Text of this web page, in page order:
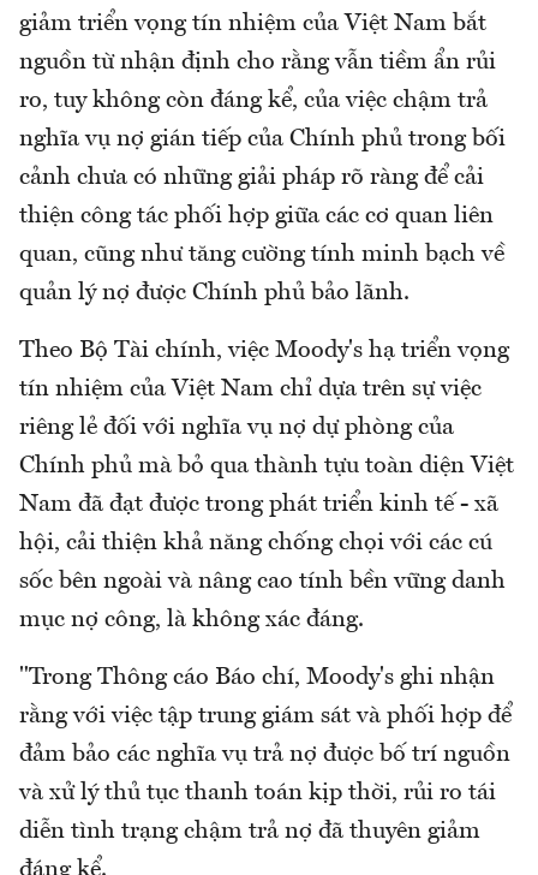
giảm triển vọng tín nhiệm của Việt Nam bắt
nguồn từ nhận định cho rằng vẫn tiềm ẩn rủi
ro, tuy không còn đáng kể, của việc chậm trả
nghĩa vụ nợ gián tiếp của Chính phủ trong bối
cảnh chưa có những giải pháp rõ ràng để cải
thiện công tác phối hợp giữa các cơ quan liên
quan, cũng như tăng cường tính minh bạch về
quản lý nợ được Chính phủ bảo lãnh.
Theo Bộ Tài chính, việc Moody's hạ triển vọng
tín nhiệm của Việt Nam chỉ dựa trên sự việc
riêng lẻ đối với nghĩa vụ nợ dự phòng của
Chính phủ mà bỏ qua thành tựu toàn diện Việt
Nam đã đạt được trong phát triển kinh tế - xã
hội, cải thiện khả năng chống chọi với các cú
sốc bên ngoài và nâng cao tính bền vững danh
mục nợ công, là không xác đáng.
"Trong Thông cáo Báo chí, Moody's ghi nhận
rằng với việc tập trung giám sát và phối hợp để
đảm bảo các nghĩa vụ trả nợ được bố trí nguồn
và xử lý thủ tục thanh toán kịp thời, rủi ro tái
diễn tình trạng chậm trả nợ đã thuyên giảm
đáng kể.